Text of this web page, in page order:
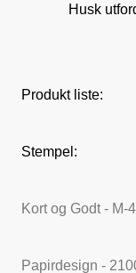
Husk
Produkt liste:
Stempel:
Kort og Godt - M-
Papirdesign -